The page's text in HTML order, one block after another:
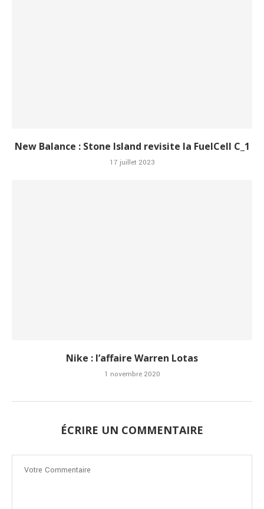
New Balance : Stone Island revisite la FuelCell C_1
17 juillet 2023
Nike : l’affaire Warren Lotas
1 novembre 2020
ÉCRIRE UN COMMENTAIRE